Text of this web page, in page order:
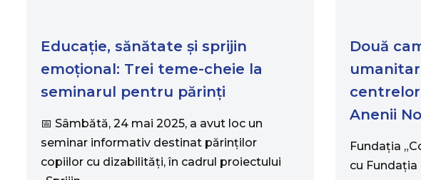
Educație, sănătate și sprijin
emoțional: Trei teme-cheie la
seminarul pentru părinți
📅 Sâmbătă, 24 mai 2025, a avut loc un
seminar informativ destinat părinților
copiilor cu dizabilități, în cadrul proiectului
Două
Anenii
Fundaţia
cu Fundaţia